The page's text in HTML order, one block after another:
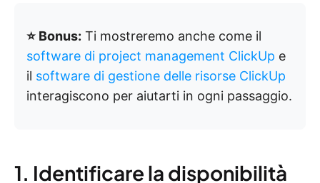
⭐ Bonus: Ti mostreremo anche come il
software di project management ClickUp e
il software di gestione delle risorse ClickUp
interagiscono per aiutarti in ogni passaggio.
1. Identificare la disponibilità